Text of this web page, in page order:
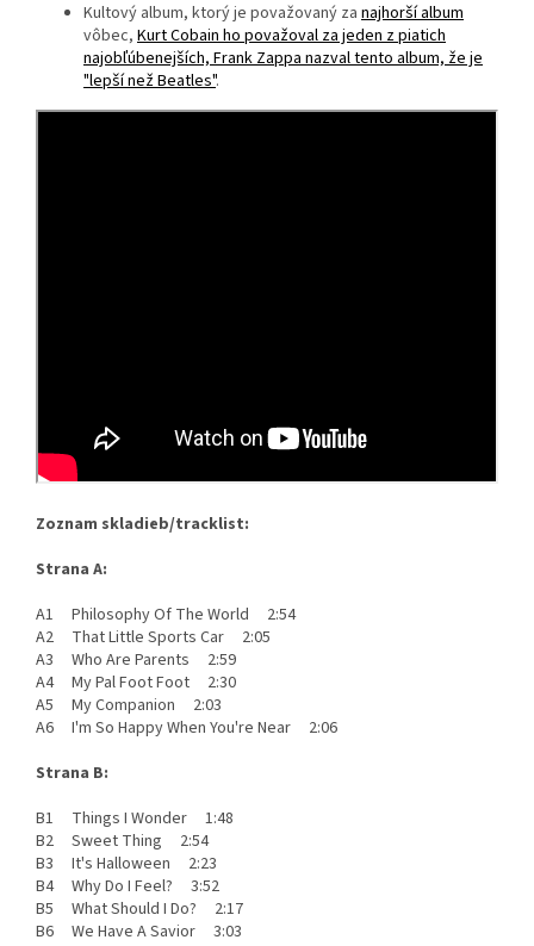
Kultový album, ktorý je považovaný za najhorší album
vôbec, Kurt Cobain ho považoval za jeden z piatich
najobľúbenejších, Frank Zappa nazval tento album, že je
"lepší než Beatles".
Zoznam skladieb/tracklist:
Strana A:
A1 Philosophy Of The World 2:54
A2 That Little Sports Car 2:05
A3 Who Are Parents 2:59
A4 My Pal Foot Foot 2:30
A5 My Companion 2:03
A6 I'm So Happy When You're Near 2:06
Strana B:
B1 Things I Wonder 1:48
B2 Sweet Thing 2:54
B3 It's Halloween 2:23
B4 Why Do I Feel? 3:52
B5 What Should I Do? 2:17
B6 We Have A Savior 3:03